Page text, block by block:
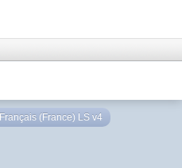
Français (France) LS v4